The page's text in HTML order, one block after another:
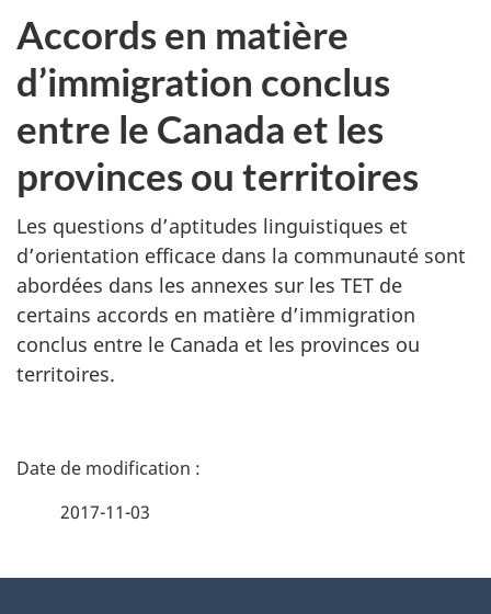
Accords en matière
d’immigration conclus
entre le Canada et les
provinces ou territoires
Les questions d’aptitudes linguistiques et
d’orientation efficace dans la communauté sont
abordées dans les annexes sur les TET de
certains accords en matière d’immigration
conclus entre le Canada et les provinces ou
territoires.
D
2017-11-03